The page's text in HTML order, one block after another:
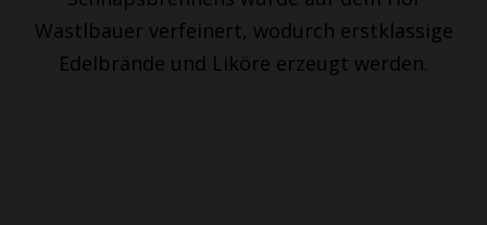
Wastlbauer verfeinert, wodurch erstklassige
Edelbrände und Liköre erzeugt werden.